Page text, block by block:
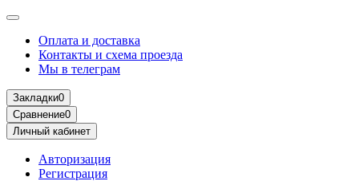
Оплата и доставка
Контакты и схема проезда
Мы в телеграм
Закладки0
Сравнение0
Личный кабинет
Авторизация
Регистрация